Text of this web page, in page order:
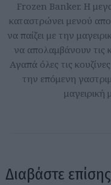
Frozen Banker. Η
καταστρώνει μενού
να παίζει με την
να απολαμβάνουν τις
Αγαπά όλες τις
την επόμενη
μαγειρική
Διαβάστε επίσης